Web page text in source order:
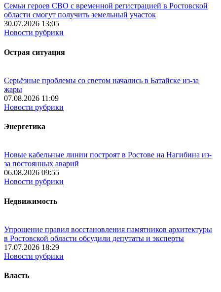
Семьи героев СВО с временной регистрацией в Ростовской
области смогут получить земельный участок
30.07.2026 13:05
Новости рубрики
Острая ситуация
Серьёзные проблемы со светом начались в Батайске из-за
жары
07.08.2026 11:09
Новости рубрики
Энергетика
Новые кабельные линии построят в Ростове на Нагибина из-
за постоянных аварий
06.08.2026 09:55
Новости рубрики
Недвижимость
Упрощение правил восстановления памятников архитектуры
в Ростовской области обсудили депутаты и эксперты
17.07.2026 18:29
Новости рубрики
Власть